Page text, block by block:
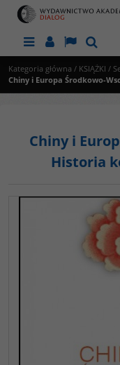
MenuPanelLangSzukaj
Kategoria główna / KSIĄŻKI /
Chiny i Europa Środkowo-
Chiny i
Historia